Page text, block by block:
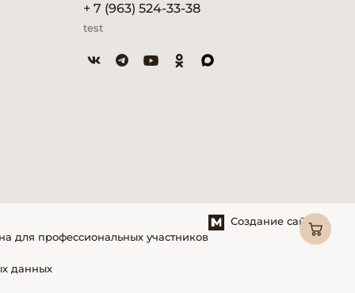
+ 7 (963) 524-33-38
test
для профессиональных участников
данных
Создание сайтов